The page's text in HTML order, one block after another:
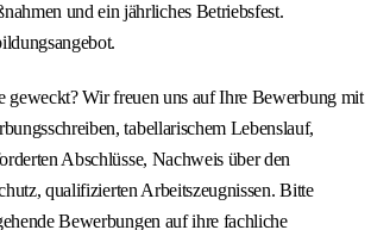
und ein jährliches Betriebsfest.
geweckt? Wir freuen uns auf Ihre Bewerbung mit
tabellarischem Lebenslauf,
Abschlüsse, Nachweis über den
qualifizierten Arbeitszeugnissen. Bitte
Bewerbungen auf ihre fachliche